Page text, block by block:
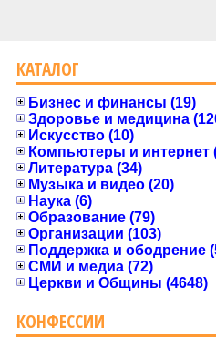
КАТАЛОГ
Бизнес и финансы (19)
Здоровье и медицина
Искусство (10)
Компьютеры и интернет
Литература (34)
Музыка и видео (20)
Наука (6)
Образование (79)
Организации (103)
Поддержка и ободрение
СМИ и медиа (72)
Церкви и Общины (4648)
КОНФЕССИИ